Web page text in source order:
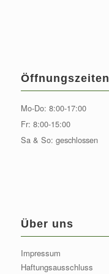
Öffnungszeiten
Mo-Do: 8:00-17:00
Fr: 8:00-15:00
Sa & So: geschlossen
Über uns
Impressum
Haftungsausschluss